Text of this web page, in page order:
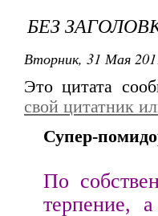
БЕЗ
Вторник, 31 Мая
Это цитата
свой цитатник
Супер-
По
терпение,